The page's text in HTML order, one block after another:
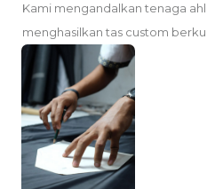
Kami mengandalkan tenaga
menghasilkan tas custom